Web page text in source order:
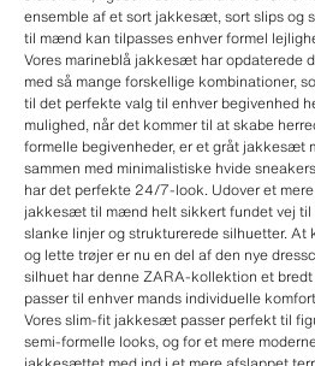
ensemble af et sort jakkesæt, sort slips og
til mænd kan tilpasses enhver formel
Vores marineblå jakkesæt har opdaterede
med så mange forskellige kombinationer,
til det perfekte valg til enhver begivenhed
mulighed, når det kommer til at skabe
formelle begivenheder, er et gråt jakkesæt
sammen med minimalistiske hvide
har det perfekte 24/7-look. Udover et
jakkesæt til mænd helt sikkert fundet vej til
slanke linjer og strukturerede silhuetter. At
og lette trøjer er nu en del af den nye
silhuet har denne ZARA-kollektion et
passer til enhver mands individuelle
Vores slim-fit jakkesæt passer perfekt til
semi-formelle looks, og for et mere